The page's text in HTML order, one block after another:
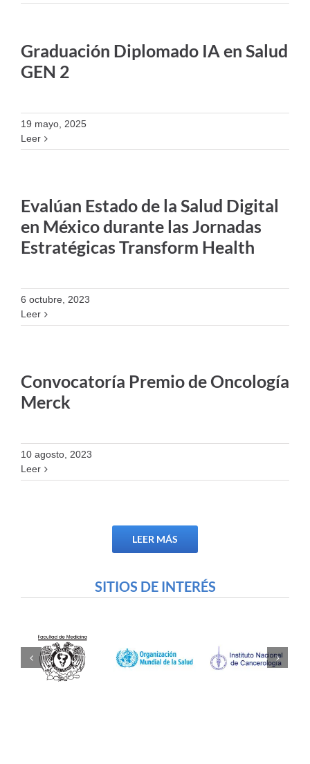
Graduación Diplomado IA en Salud
GEN 2
19 mayo, 2025
Leer
Evalúan Estado de la Salud Digital
en México durante las Jornadas
Estratégicas Transform Health
6 octubre, 2023
Leer
Convocatoría Premio de Oncología
Merck
10 agosto, 2023
Leer
LEER MÁS
SITIOS DE INTERÉS